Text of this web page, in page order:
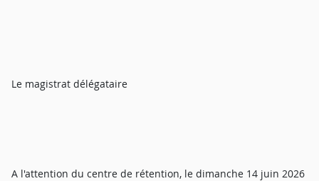
Le magistrat délégataire
A l'attention du centre de rétention, le dimanche 14 juin 2026